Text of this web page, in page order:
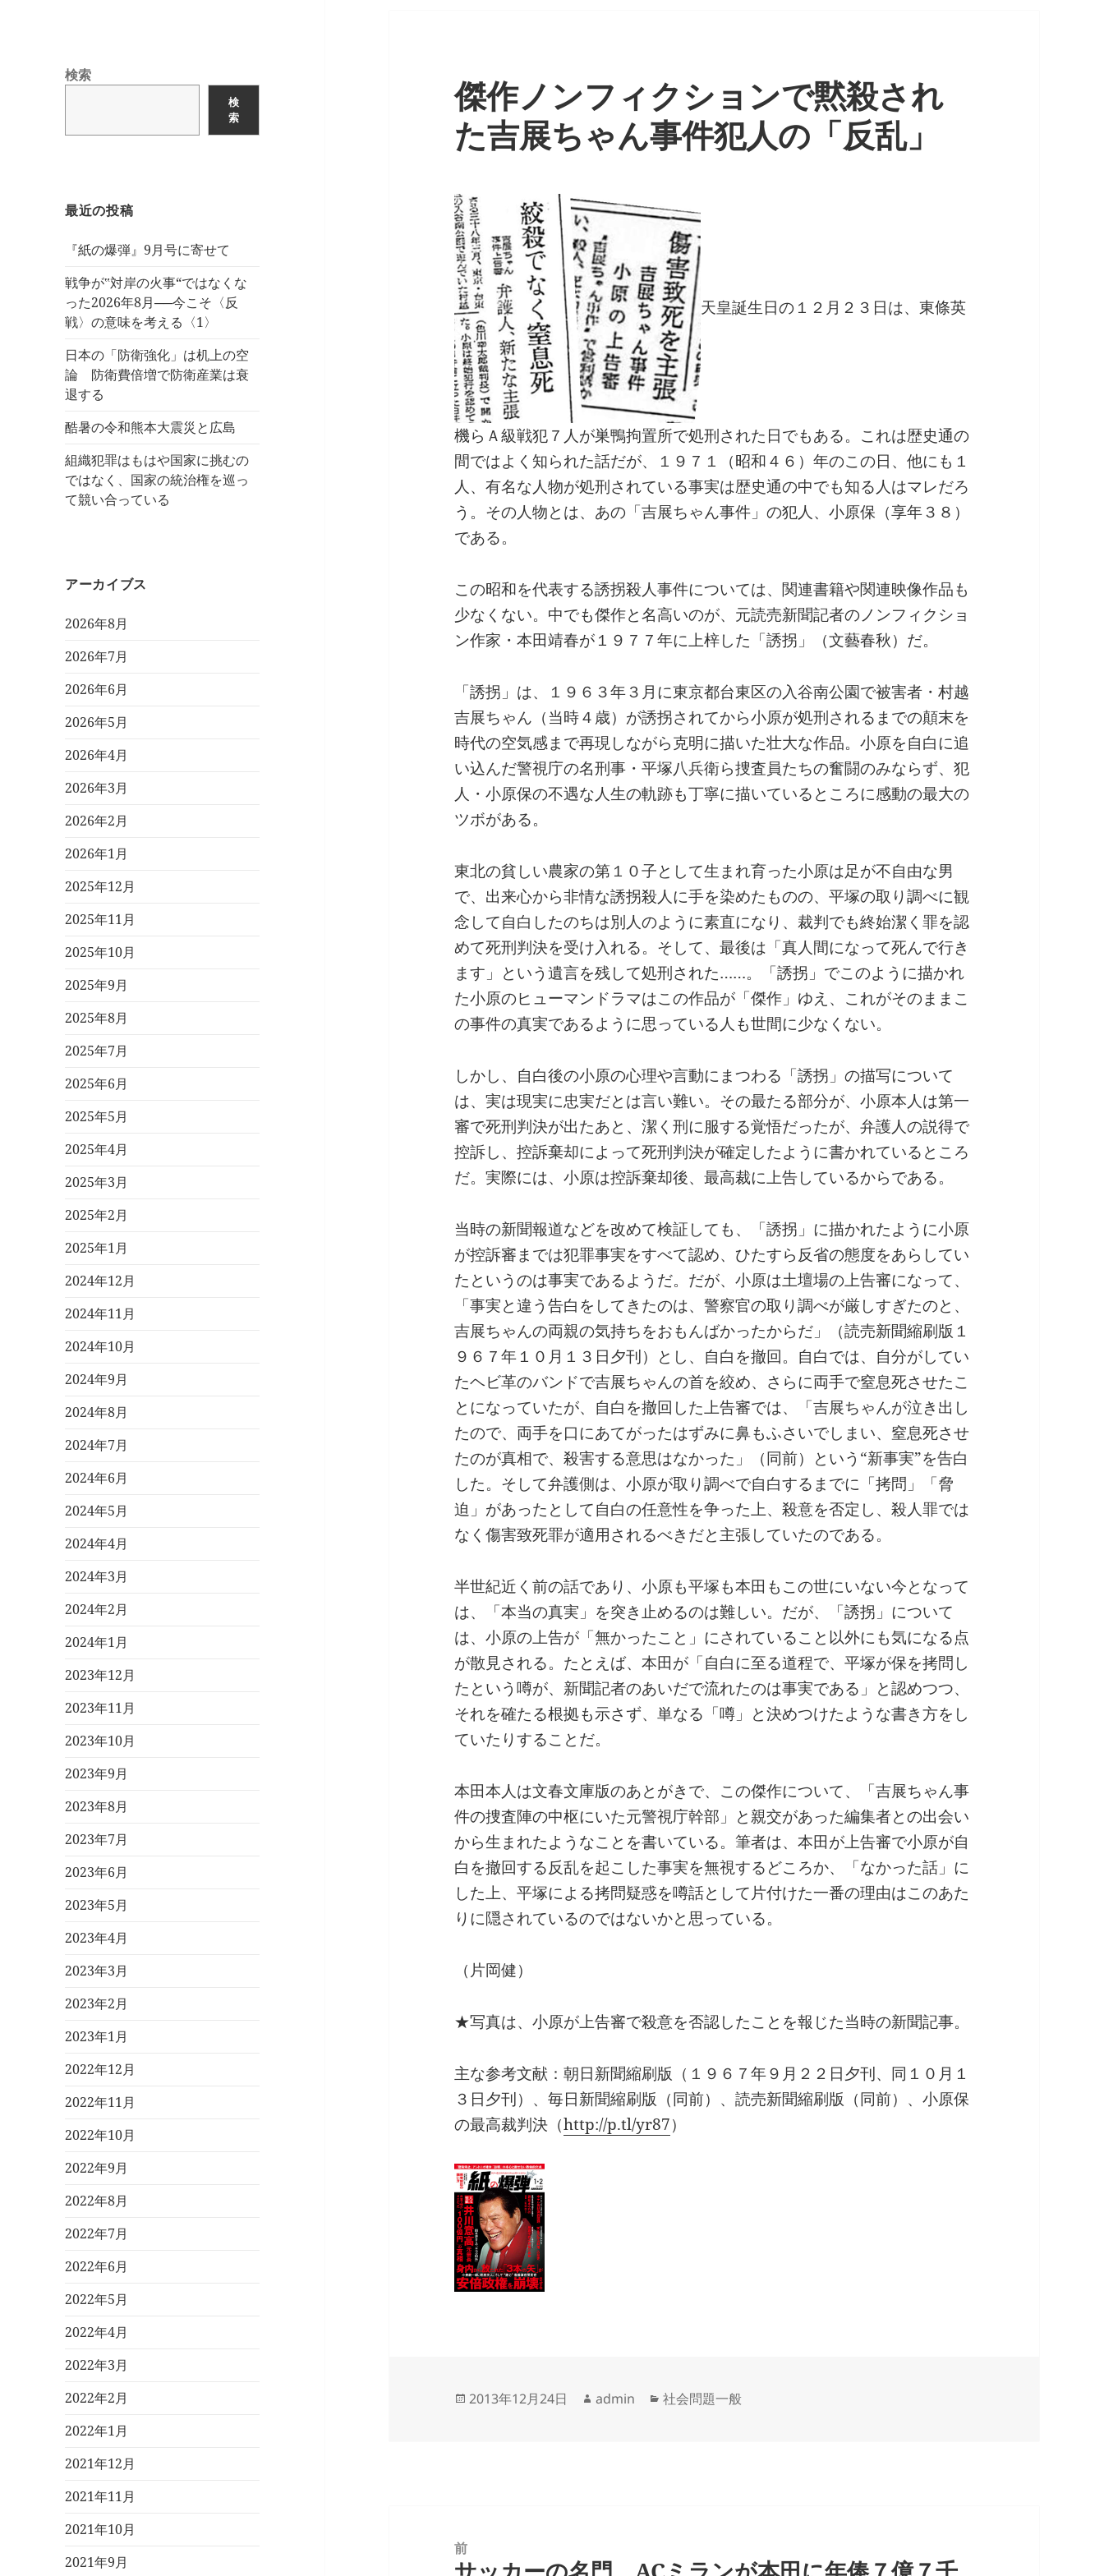
検索
検
索
最近の投稿
『紙の爆弾』9月号に寄せて
戦争が‟対岸の火事“ではなくな
った2026年8月──今こそ〈反
戦〉の意味を考える〈1〉
日本の「防衛強化」は机上の空
論 防衛費倍増で防衛産業は衰
退する
酷暑の令和熊本大震災と広島
組織犯罪はもはや国家に挑むの
ではなく、国家の統治権を巡っ
て競い合っている
アーカイブス
2026年8月
2026年7月
2026年6月
2026年5月
2026年4月
2026年3月
2026年2月
2026年1月
2025年12月
2025年11月
2025年10月
2025年9月
2025年8月
2025年7月
2025年6月
2025年5月
2025年4月
2025年3月
2025年2月
2025年1月
2024年12月
2024年11月
2024年10月
2024年9月
2024年8月
2024年7月
2024年6月
2024年5月
2024年4月
2024年3月
2024年2月
2024年1月
2023年12月
2023年11月
2023年10月
2023年9月
2023年8月
2023年7月
2023年6月
2023年5月
2023年4月
2023年3月
2023年2月
2023年1月
2022年12月
2022年11月
2022年10月
2022年9月
2022年8月
2022年7月
2022年6月
2022年5月
2022年4月
2022年3月
2022年2月
2022年1月
2021年12月
2021年11月
2021年10月
2021年9月
傑作ノンフィクションで黙殺され
た吉展ちゃん事件犯人の「反乱」
天皇誕生日の１２月２３日は、東條英
機らＡ級戦犯７人が巣鴨拘置所で処刑された日でもある。これは歴史通の
間ではよく知られた話だが、１９７１（昭和４６）年のこの日、他にも１
人、有名な人物が処刑されている事実は歴史通の中でも知る人はマレだろ
う。その人物とは、あの「吉展ちゃん事件」の犯人、小原保（享年３８）
である。
この昭和を代表する誘拐殺人事件については、関連書籍や関連映像作品も
少なくない。中でも傑作と名高いのが、元読売新聞記者のノンフィクショ
ン作家・本田靖春が１９７７年に上梓した「誘拐」（文藝春秋）だ。
「誘拐」は、１９６３年３月に東京都台東区の入谷南公園で被害者・村越
吉展ちゃん（当時４歳）が誘拐されてから小原が処刑されるまでの顛末を
時代の空気感まで再現しながら克明に描いた壮大な作品。小原を自白に追
い込んだ警視庁の名刑事・平塚八兵衛ら捜査員たちの奮闘のみならず、犯
人・小原保の不遇な人生の軌跡も丁寧に描いているところに感動の最大の
ツボがある。
東北の貧しい農家の第１０子として生まれ育った小原は足が不自由な男
で、出来心から非情な誘拐殺人に手を染めたものの、平塚の取り調べに観
念して自白したのちは別人のように素直になり、裁判でも終始潔く罪を認
めて死刑判決を受け入れる。そして、最後は「真人間になって死んで行き
ます」という遺言を残して処刑された……。「誘拐」でこのように描かれ
た小原のヒューマンドラマはこの作品が「傑作」ゆえ、これがそのままこ
の事件の真実であるように思っている人も世間に少なくない。
しかし、自白後の小原の心理や言動にまつわる「誘拐」の描写について
は、実は現実に忠実だとは言い難い。その最たる部分が、小原本人は第一
審で死刑判決が出たあと、潔く刑に服する覚悟だったが、弁護人の説得で
控訴し、控訴棄却によって死刑判決が確定したように書かれているところ
だ。実際には、小原は控訴棄却後、最高裁に上告しているからである。
当時の新聞報道などを改めて検証しても、「誘拐」に描かれたように小原
が控訴審までは犯罪事実をすべて認め、ひたすら反省の態度をあらしてい
たというのは事実であるようだ。だが、小原は土壇場の上告審になって、
「事実と違う告白をしてきたのは、警察官の取り調べが厳しすぎたのと、
吉展ちゃんの両親の気持ちをおもんばかったからだ」（読売新聞縮刷版１
９６７年１０月１３日夕刊）とし、自白を撤回。自白では、自分がしてい
たヘビ革のバンドで吉展ちゃんの首を絞め、さらに両手で窒息死させたこ
とになっていたが、自白を撤回した上告審では、「吉展ちゃんが泣き出し
たので、両手を口にあてがったはずみに鼻もふさいでしまい、窒息死させ
たのが真相で、殺害する意思はなかった」（同前）という“新事実”を告白
した。そして弁護側は、小原が取り調べで自白するまでに「拷問」「脅
迫」があったとして自白の任意性を争った上、殺意を否定し、殺人罪では
なく傷害致死罪が適用されるべきだと主張していたのである。
半世紀近く前の話であり、小原も平塚も本田もこの世にいない今となって
は、「本当の真実」を突き止めるのは難しい。だが、「誘拐」について
は、小原の上告が「無かったこと」にされていること以外にも気になる点
が散見される。たとえば、本田が「自白に至る道程で、平塚が保を拷問し
たという噂が、新聞記者のあいだで流れたのは事実である」と認めつつ、
それを確たる根拠も示さず、単なる「噂」と決めつけたような書き方をし
ていたりすることだ。
本田本人は文春文庫版のあとがきで、この傑作について、「吉展ちゃん事
件の捜査陣の中枢にいた元警視庁幹部」と親交があった編集者との出会い
から生まれたようなことを書いている。筆者は、本田が上告審で小原が自
白を撤回する反乱を起こした事実を無視するどころか、「なかった話」に
した上、平塚による拷問疑惑を噂話として片付けた一番の理由はこのあた
りに隠されているのではないかと思っている。
（片岡健）
★写真は、小原が上告審で殺意を否認したことを報じた当時の新聞記事。
主な参考文献：朝日新聞縮刷版（１９６７年９月２２日夕刊、同１０月１
３日夕刊）、毎日新聞縮刷版（同前）、読売新聞縮刷版（同前）、小原保
の最高裁判決（http://p.tl/yr87）
投
2013年12月24日
作
admin
カ
社会問題一般
前
前